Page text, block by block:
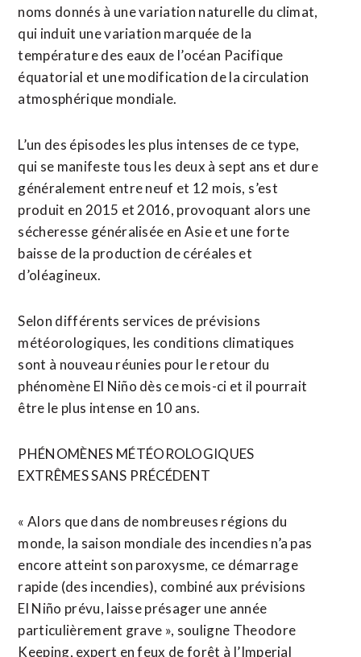
noms donnés à une variation naturelle du climat,
qui induit une variation marquée de la
température des eaux de l’océan Pacifique
équatorial et une modification de la circulation
atmosphérique mondiale.
L’un des épisodes les plus intenses de ce type,
qui se manifeste tous les deux à sept ans et dure
généralement entre neuf et 12 mois, ⁠s’est
produit en 2015 et 2016, provoquant alors une
sécheresse généralisée en Asie et une forte
baisse de la production ⁠de céréales et
d’oléagineux.
Selon différents services de prévisions
météorologiques, les conditions climatiques
sont à nouveau réunies pour le retour du
phénomène El Niño dès ce mois-ci et il pourrait
être le plus intense en 10 ans.
PHÉNOMÈNES MÉTÉOROLOGIQUES
EXTRÊMES SANS PRÉCÉDENT
« Alors que dans de nombreuses régions du
monde, la saison mondiale des incendies n’a pas
encore atteint son paroxysme, ce démarrage
rapide (des incendies), combiné aux ⁠prévisions
‌El Niño prévu, laisse présager une année
particulièrement grave », souligne Theodore
Keeping, expert en feux de forêt ⁠à l’Imperial